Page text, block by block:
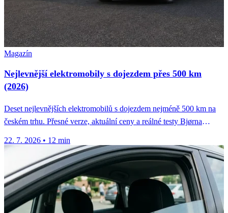
Magazín
Nejlevnější elektromobily s dojezdem přes 500 km
(2026)
Deset nejlevnějších elektromobilů s dojezdem nejméně 500 km na
českém trhu. Přesné verze, aktuální ceny a reálné testy Bjørna
22. 7. 2026 • 12 min